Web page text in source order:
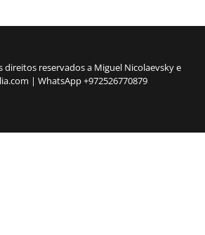
direitos reservados a Miguel Nicolaevsky e
| WhatsApp +972526770879